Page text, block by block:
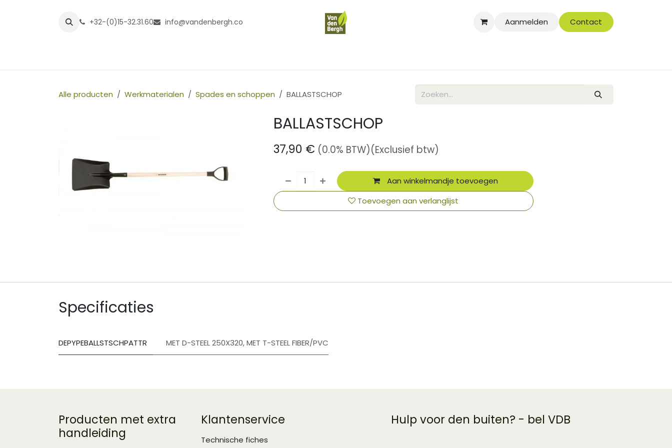
+32-(0)15-32.31.60 info@vandenbergh.co Aanmelden Contact
Alle producten Werkmaterialen Spades en schoppen BALLASTSCHOP
BALLASTSCHOP
37,90 € (0.0% BTW)(Exclusief btw)
Aan winkelmandje toevoegen
Toevoegen aan verlanglijst
Specificaties
DEPYPEBALLSTSCHPATTR MET D-STEEL 250X320,MET T-STEEL FIBER/PVC
Producten met extra
handleiding
Klantenservice
Technische fiches
Hulp voor den buiten? - bel VDB